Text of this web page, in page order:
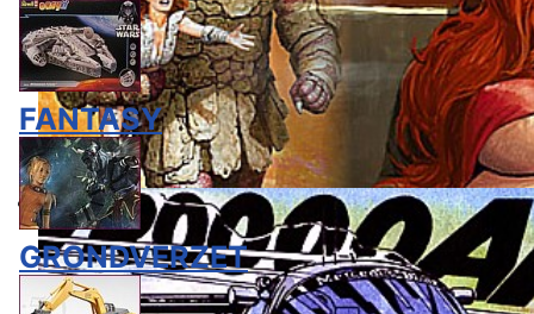
FANTASY
GRONDVERZET